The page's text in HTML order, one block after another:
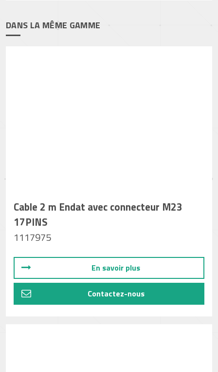
DANS LA MÊME GAMME
Cable 2 m Endat avec connecteur M23
17PINS
1117975
En savoir plus
Contactez-nous